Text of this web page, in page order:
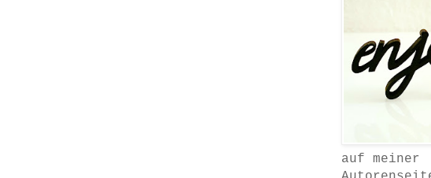
auf meiner